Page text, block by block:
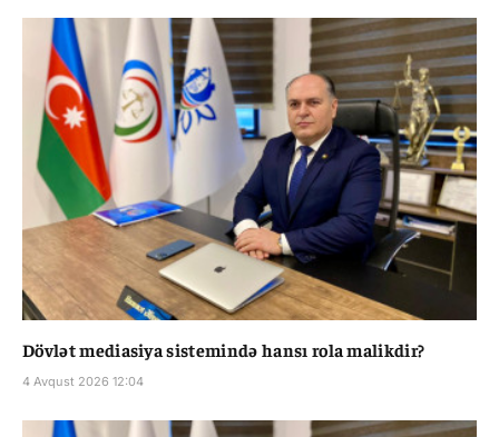
Dövlət mediasiya sistemində hansı rola malikdir?
4 Avqust 2026 12:04